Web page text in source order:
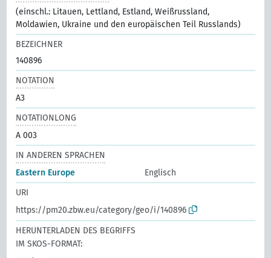
(einschl.: Litauen, Lettland, Estland, Weißrussland,
Moldawien, Ukraine und den europäischen Teil Russlands)
BEZEICHNER
140896
NOTATION
A3
NOTATIONLONG
A 003
IN ANDEREN SPRACHEN
Eastern Europe
Englisch
URI
https://pm20.zbw.eu/category/geo/i/140896
HERUNTERLADEN DES BEGRIFFS
IM SKOS-FORMAT: